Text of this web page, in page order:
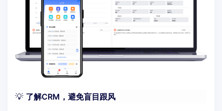
💡 了解CRM，避免盲目跟风